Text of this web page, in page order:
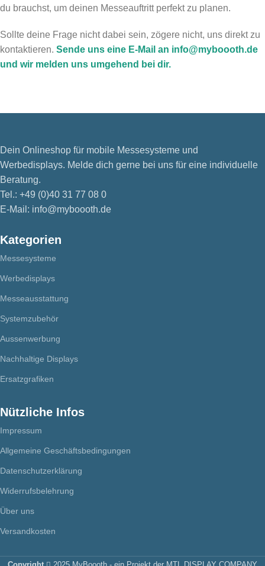
du brauchst, um deinen Messeauftritt perfekt zu planen.
Sollte deine Frage nicht dabei sein, zögere nicht, uns direkt zu
kontaktieren. Sende uns eine E-Mail an info@myboooth.de
und wir melden uns umgehend bei dir.
Dein Onlineshop für mobile Messesysteme und
Werbedisplays. Melde dich gerne bei uns für eine individuelle
Beratung.
Tel.: +49 (0)40 31 77 08 0
E-Mail: info@myboooth.de
Kategorien
Messesysteme
Werbedisplays
Messeausstattung
Systemzubehör
Aussenwerbung
Nachhaltige Displays
Ersatzgrafiken
Nützliche Infos
Impressum
Allgemeine Geschäftsbedingungen
Datenschutzerklärung
Widerrufsbelehrung
Über uns
Versandkosten